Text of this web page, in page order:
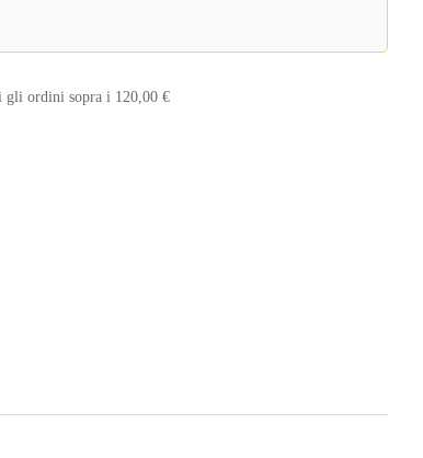
gli ordini sopra i 120,00 €